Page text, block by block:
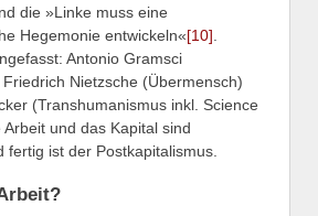
die »Linke muss eine
Hegemonie entwickeln«[10].
Antonio Gramsci
Nietzsche (Übermensch)
(Transhumanismus inkl. Science
und das Kapital sind
fertig ist der Postkapitalismus.